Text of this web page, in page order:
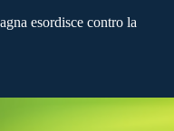
esordisce contro la